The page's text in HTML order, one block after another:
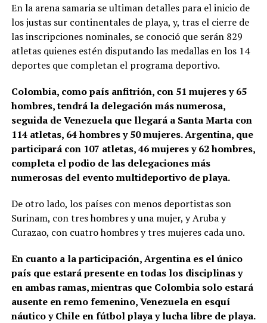
En la arena samaria se ultiman detalles para el inicio de
los justas sur continentales de playa, y, tras el cierre de
las inscripciones nominales, se conoció que serán 829
atletas quienes estén disputando las medallas en los 14
deportes que completan el programa deportivo.
Colombia, como país anfitrión, con 51 mujeres y 65
hombres, tendrá la delegación más numerosa,
seguida de Venezuela que llegará a Santa Marta con
114 atletas, 64 hombres y 50 mujeres. Argentina, que
participará con 107 atletas, 46 mujeres y 62 hombres,
completa el podio de las delegaciones más
numerosas del evento multideportivo de playa.
De otro lado, los países con menos deportistas son
Surinam, con tres hombres y una mujer, y Aruba y
Curazao, con cuatro hombres y tres mujeres cada uno.
En cuanto a la participación, Argentina es el único
país que estará presente en todas los disciplinas y
en ambas ramas, mientras que Colombia solo estará
ausente en remo femenino, Venezuela en esquí
náutico y Chile en fútbol playa y lucha libre de playa.